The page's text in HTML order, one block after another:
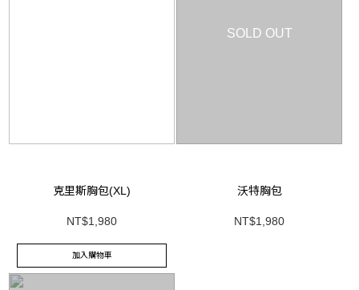
克里斯胸包(XL)
NT$1,980
加入購物車
SOLD OUT
沃特胸包
NT$1,980